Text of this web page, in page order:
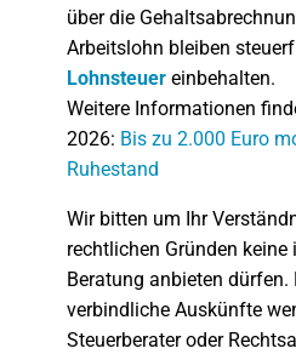
über die
Arbeitslohn bleiben
Lohnsteuer einbehalten.
Weitere Informationen
2026: Bis zu 2.000 Euro
Ruhestand
Wir bitten um Ihr
rechtlichen Gründen
Beratung anbieten dürfen.
verbindliche Auskünfte
Steuerberater oder